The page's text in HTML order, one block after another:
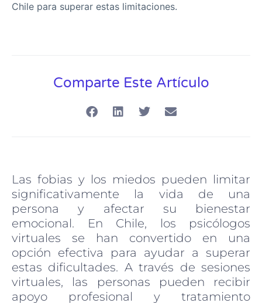
Chile para superar estas limitaciones.
Comparte Este Artículo
Las fobias y los miedos pueden limitar
significativamente la vida de una
persona y afectar su bienestar
emocional. En Chile, los psicólogos
virtuales se han convertido en una
opción efectiva para ayudar a superar
estas dificultades. A través de sesiones
virtuales, las personas pueden recibir
apoyo profesional y tratamiento